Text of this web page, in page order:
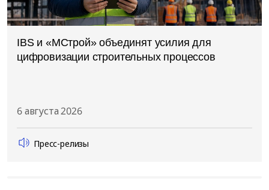
IBS и «МСтрой» объединят усилия для
цифровизации строительных процессов
6 августа 2026
Пресс-релизы